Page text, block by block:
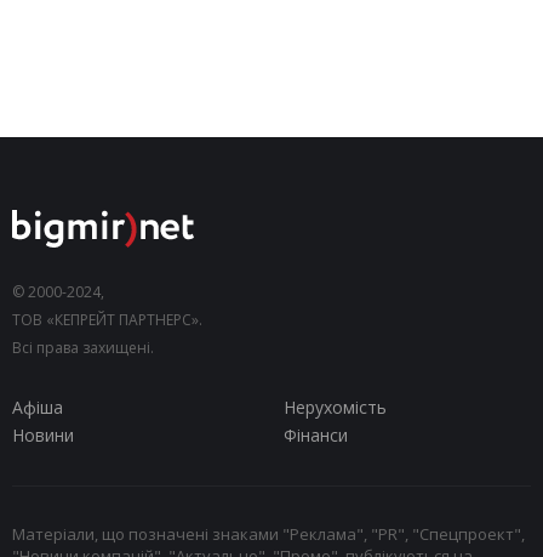
© 2000-2024,
ТОВ «КЕПРЕЙТ ПАРТНЕРС».
Всі права захищені.
Афіша
Нерухомість
Новини
Фінанси
Матеріали, що позначені знаками "Реклама", "PR", "Спецпроект",